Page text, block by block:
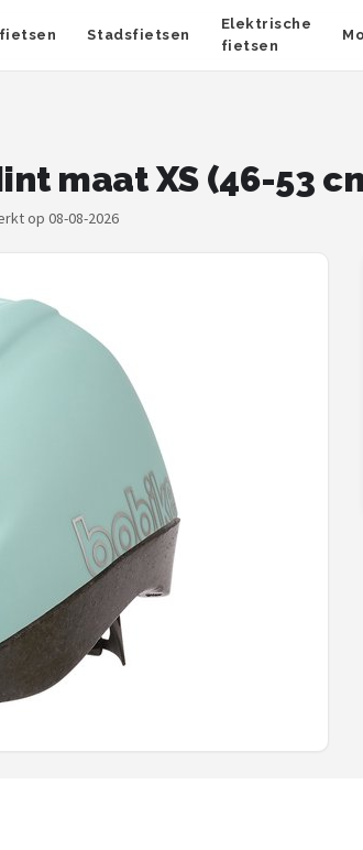
Stadsfietsen
Elektrische
fietsen
maat XS (46-53
op 08-08-2026